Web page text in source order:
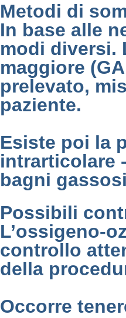
Metodi di
In base alle
modi diversi.
maggiore
prelevato,
paziente.
Esiste poi la
intrarticolare
bagni
Possibili
L’ossigeno-
controllo
della
Occorre